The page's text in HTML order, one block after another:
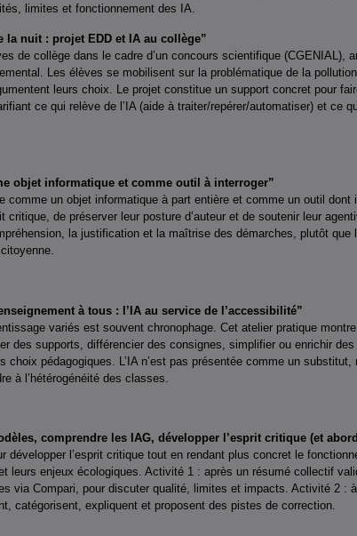
limites et fonctionnement des IA.
la nuit : projet EDD et IA au collège”
de collège dans le cadre d’un concours scientifique (CGENIAL),
Les élèves se mobilisent sur la problématique de la
leurs choix. Le projet constitue un support concret pour
ce qui relève de l’IA (aide à traiter/repérer/automatiser) et ce
objet informatique et comme outil à interroger”
comme un objet informatique à part entière et comme un outil
de préserver leur posture d’auteur et de soutenir leur
la justification et la maîtrise des démarches, plutôt que
à tous : l’IA au service de l’accessibilité”
variés est souvent chronophage. Cet atelier pratique
des supports, différencier des consignes, simplifier ou enrichir
pédagogiques. L’IA n’est pas présentée comme un
à l’hétérogénéité des classes.
comprendre les IAG, développer l’esprit critique (et
développer l’esprit critique tout en rendant plus concret le
leurs enjeux écologiques. Activité 1 : après un résumé collectif
via Compari, pour discuter qualité, limites et impacts. Activité 2 :
catégorisent, expliquent et proposent des pistes de correction.